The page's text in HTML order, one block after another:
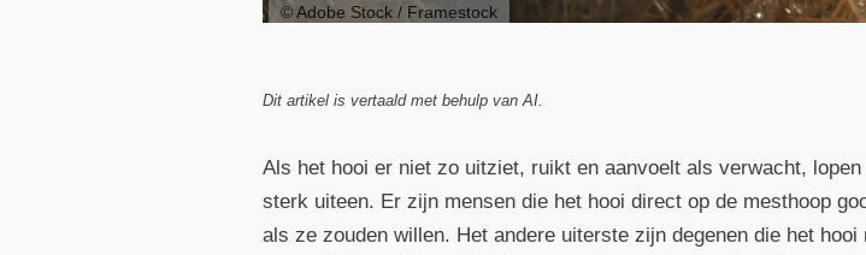
© Adobe Stock / Framestock
Dit artikel is vertaald met behulp van AI.
Als het hooi er niet zo uitziet, ruikt en aanvoelt als verwacht,
sterk uiteen. Er zijn mensen die het hooi direct op de mesthoop
als ze zouden willen. Het andere uiterste zijn degenen die het